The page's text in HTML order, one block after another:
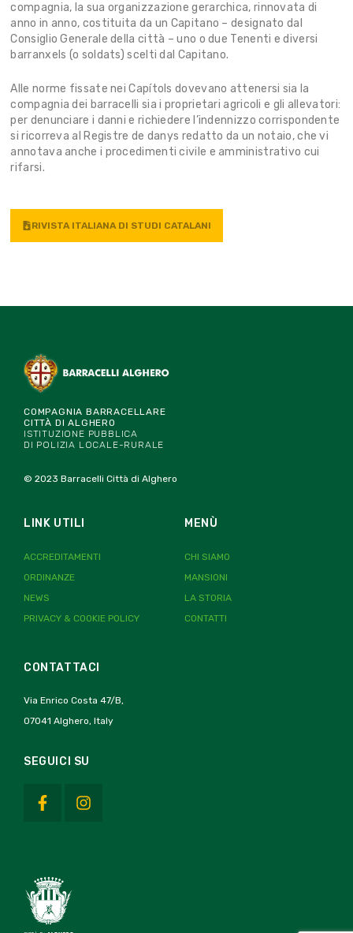
compagnia, la sua organizzazione gerarchica, rinnovata di
anno in anno, costituita da un Capitano – designato dal
Consiglio Generale della città – uno o due Tenenti e diversi
barranxels (o soldats) scelti dal Capitano.
Alle norme fissate nei Capítols dovevano attenersi sia la
compagnia dei barracelli sia i proprietari agricoli e gli allevatori:
per denunciare i danni e richiedere l’indennizzo corrispondente
si ricorreva al Registre de danys redatto da un notaio, che vi
annotava anche i procedimenti civile e amministrativo cui
rifarsi.
RIVISTA ITALIANA DI STUDI CATALANI
COMPAGNIA BARRACELLARE
CITTÀ DI ALGHERO
ISTITUZIONE PUBBLICA
DI POLIZIA LOCALE-RURALE
© 2023 Barracelli Città di Alghero
LINK UTILI
ACCREDITAMENTI
ORDINANZE
NEWS
PRIVACY & COOKIE POLICY
MENÙ
CHI SIAMO
MANSIONI
LA STORIA
CONTATTI
CONTATTACI
Via Enrico Costa 47/B,
07041 Alghero, Italy
SEGUICI SU
F
a
o
k
-
n